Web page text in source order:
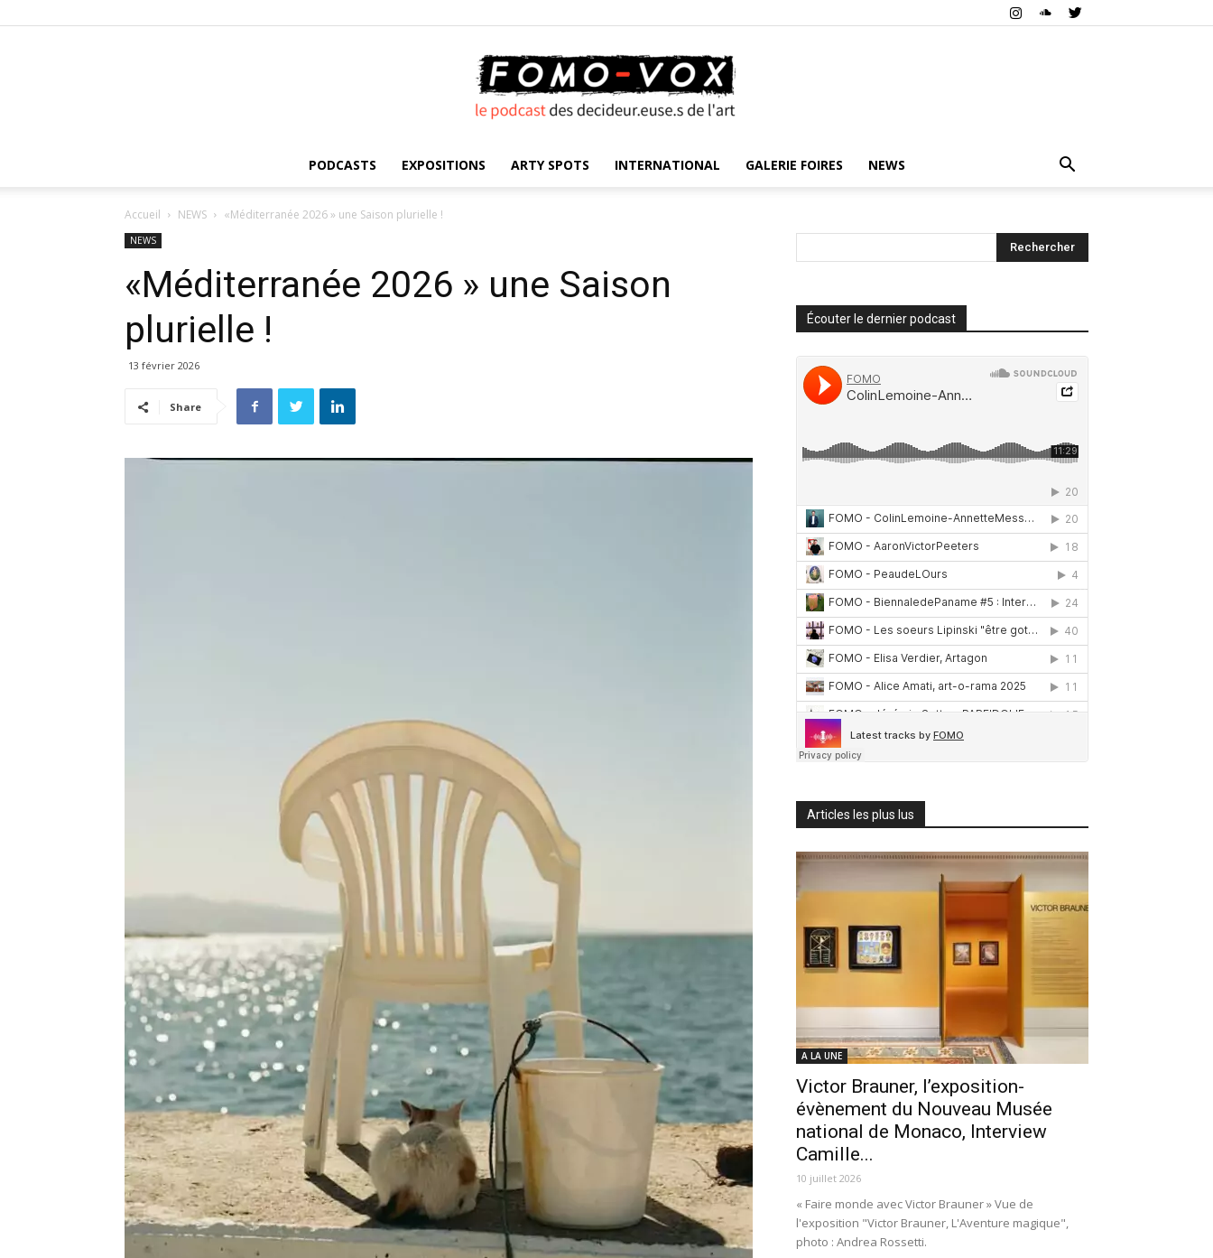
VOX
PODCASTS EXPOSITIONS ARTY SPOTS INTERNATIONAL GALERIE FOIRES NEWS
Accueil NEWS «Méditerranée 2026 » une Saison plurielle !
NEWS
«Méditerranée 2026 » une Saison
plurielle !
13 février 2026
Share
Écouter le dernier podcast
Articles les plus lus
A LA UNE
Victor Brauner, l’exposition-
évènement du Nouveau Musée
national de Monaco, Interview
Camille...
10 juillet 2026
« Faire monde avec Victor Brauner » Vue de
l'exposition "Victor Brauner, L'Aventure magique",
photo : Andrea Rossetti.